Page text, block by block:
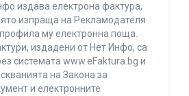
издава електрона фактура,
изпраща на Рекламодателя
му електронна поща.
издадени от Нет Инфо, са
системата www.eFaktura.bg и
на Закона за
и електронните